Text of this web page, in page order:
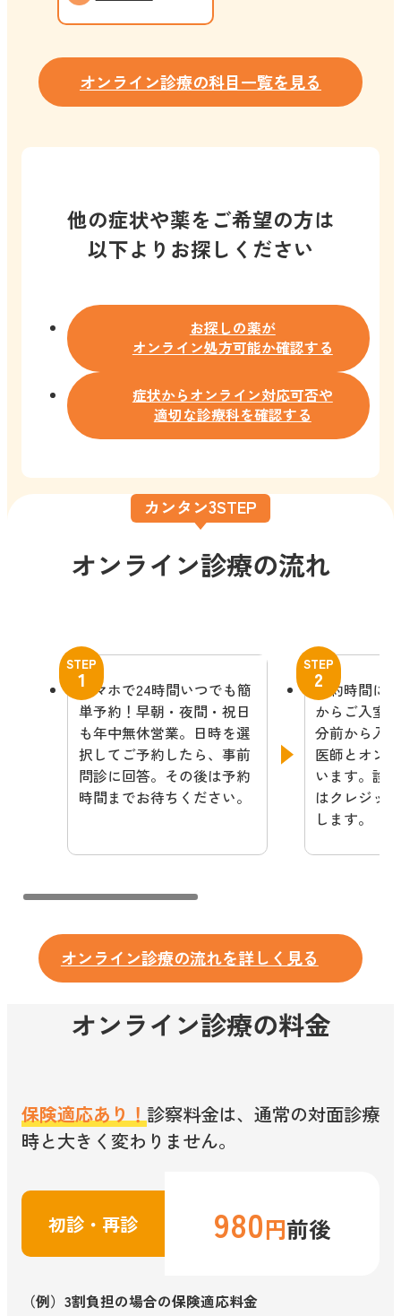
オンライン診療の科目一覧を見る
他の症状や薬をご希望の方は
以下よりお探しください
お探しの薬が
オンライン処方可能か確認する
症状からオンライン対応可否や
適切な診療科を確認する
カンタン3STEP
オンライン診療の流れ
STEP
1スマホで24時間いつでも簡
単予約！早朝・夜間・祝日
も年中無休営業。日時を選
択してご予約したら、事前
問診に回答。その後は予約
時間までお待ちください。
STEP
2
予約時間に
からご入室
分前から入
医師とオン
います。診
はクレジッ
します。
オンライン診療の流れを詳しく見る
オンライン診療の料金
保険適応あり！診察料金は、通常の対面診療
時と大きく変わりません。
初診・再診 980円前後
（例）3割負担の場合の保険適応料金